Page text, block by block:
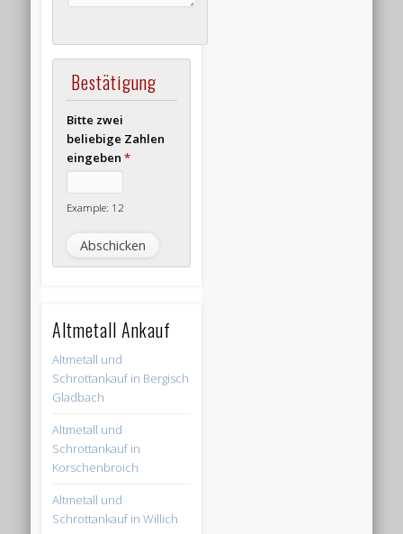
Bestätigung
Bitte zwei
beliebige Zahlen
eingeben*
Example: 12
Altmetall Ankauf
Altmetall und
Schrottankauf in Bergisch
Gladbach
Altmetall und
Schrottankauf in
Korschenbroich
Altmetall und
Schrottankauf in Willich